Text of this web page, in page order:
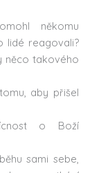
někomu
lidé reagovali?
něco takového
aby přišel
o Boží
sami sebe,